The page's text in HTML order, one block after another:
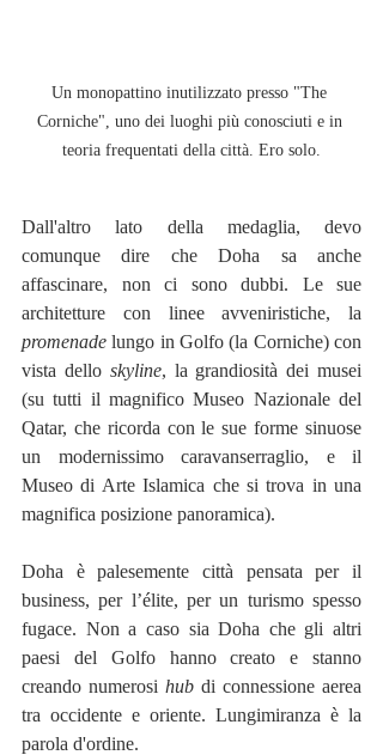
Un monopattino inutilizzato presso "The
Corniche", uno dei luoghi più conosciuti e in
teoria frequentati della città. Ero solo.
Dall'altro lato della medaglia, devo
comunque dire che Doha sa anche
affascinare, non ci sono dubbi. Le sue
promenade lungo in Golfo (la Corniche) con
vista dello skyline, la grandiosità dei musei
(su tutti il magnifico Museo Nazionale del
Qatar, che ricorda con le sue forme sinuose
un modernissimo caravanserraglio, e il
Museo di Arte Islamica che si trova in una
magnifica posizione panoramica).
Doha è palesemente città pensata per il
business, per l’élite, per un turismo spesso
fugace. Non a caso sia Doha che gli altri
paesi del Golfo hanno creato e stanno
creando numerosi hub di connessione aerea
tra occidente e oriente. Lungimiranza è la
parola d'ordine.